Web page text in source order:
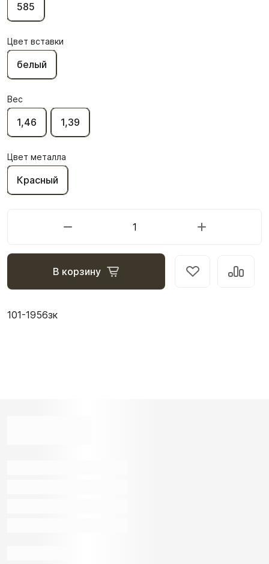
585
Цвет вставки
белый
Вес
1,46 1,39
Цвет металла
Красный
В корзину
101-1956зк